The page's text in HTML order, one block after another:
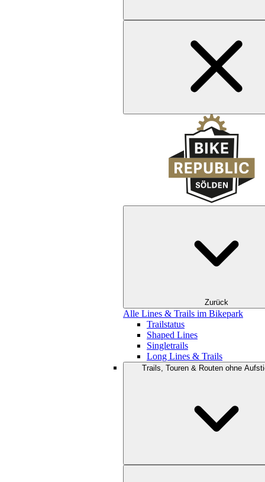
Zurück
Alle Lines & Trails im Bikepark
Trailstatus
Shaped Lines
Singletrails
Long Lines & Trails
Trails, Touren & Routen ohne